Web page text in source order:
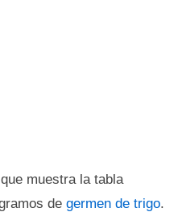
muestra la tabla
de germen de trigo.